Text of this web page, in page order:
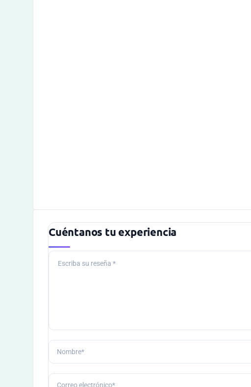
Cuéntanos tu experiencia